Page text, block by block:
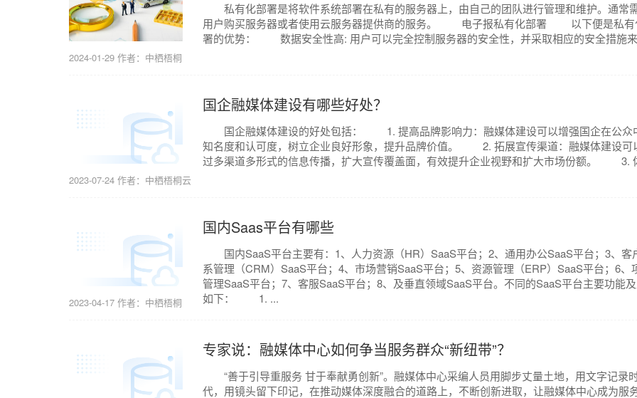
私有化部署是将软件系统部署在私有的服务器上，由自己的团队进行管理和维护。通常
用户购买服务器或者使用云服务器提供商的服务。 电子报私有化部署 以下便是私有
署的优势： 数据安全性高: 用户可以完全控制服务器的安全性，并采取相应的安全措施
2024-01-29 作者：中栖梧桐
国企融媒体建设有哪些好处？
国企融媒体建设的好处包括： 1. 提高品牌影响力：融媒体建设可以增强国企在公众
知名度和认可度，树立企业良好形象，提升品牌价值。 2. 拓展宣传渠道：融媒体建设可
过多渠道多形式的信息传播，扩大宣传覆盖面，有效提升企业视野和扩大市场份额。 3.
2023-07-24 作者：中栖梧桐云
国内Saas平台有哪些
国内SaaS平台主要有：1、人力资源（HR）SaaS平台；2、通用办公SaaS平台；3、客
系管理（CRM）SaaS平台；4、市场营销SaaS平台；5、资源管理（ERP）SaaS平台；6、
管理SaaS平台；7、客服SaaS平台；8、及垂直领域SaaS平台。不同的SaaS平台主要功能
如下： 1. ...
2023-04-17 作者：中栖梧桐
专家说：融媒体中心如何争当服务群众“新纽带”？
“善于引导重服务 甘于奉献勇创新”。融媒体中心采编人员用脚步丈量土地，用文字记录
代，用镜头留下印记，在推动媒体深度融合的道路上，不断创新进取，让融媒体中心成为服